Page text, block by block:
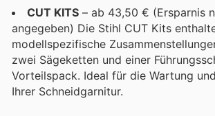
CUT KITS – ab 43,50 € (Ersparnis
angegeben) Die Stihl CUT Kits
modellspezifische
zwei Sägeketten und einer
Vorteilspack. Ideal für die Wartung
Ihrer Schneidgarnitur.